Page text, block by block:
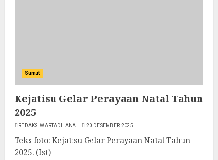
Sumut
Kejatisu Gelar Perayaan Natal Tahun
2025
REDAKSI WARTADHANA 20 DESEMBER 2025
Teks foto: Kejatisu Gelar Perayaan Natal Tahun
2025. (Ist)